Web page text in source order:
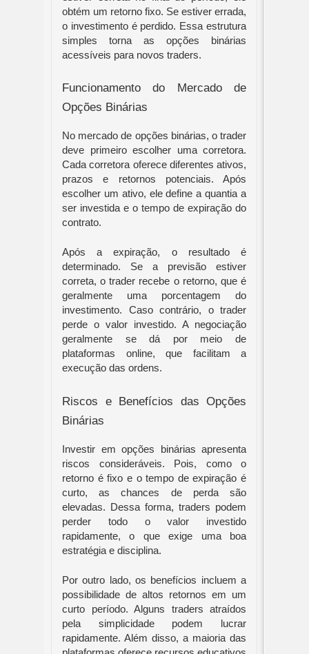
obtém um retorno fixo. Se estiver errada,
o investimento é perdido. Essa estrutura
simples torna as opções binárias
acessíveis para novos traders.
Funcionamento do Mercado de
Opções Binárias
No mercado de opções binárias, o trader
deve primeiro escolher uma corretora.
Cada corretora oferece diferentes ativos,
prazos e retornos potenciais. Após
escolher um ativo, ele define a quantia a
ser investida e o tempo de expiração do
contrato.
Após a expiração, o resultado é
determinado. Se a previsão estiver
correta, o trader recebe o retorno, que é
geralmente uma porcentagem do
investimento. Caso contrário, o trader
perde o valor investido. A negociação
geralmente se dá por meio de
plataformas online, que facilitam a
execução das ordens.
Riscos e Benefícios das Opções
Binárias
Investir em opções binárias apresenta
riscos consideráveis. Pois, como o
retorno é fixo e o tempo de expiração é
curto, as chances de perda são
elevadas. Dessa forma, traders podem
perder todo o valor investido
rapidamente, o que exige uma boa
estratégia e disciplina.
Por outro lado, os benefícios incluem a
possibilidade de altos retornos em um
curto período. Alguns traders atraídos
pela simplicidade podem lucrar
rapidamente. Além disso, a maioria das